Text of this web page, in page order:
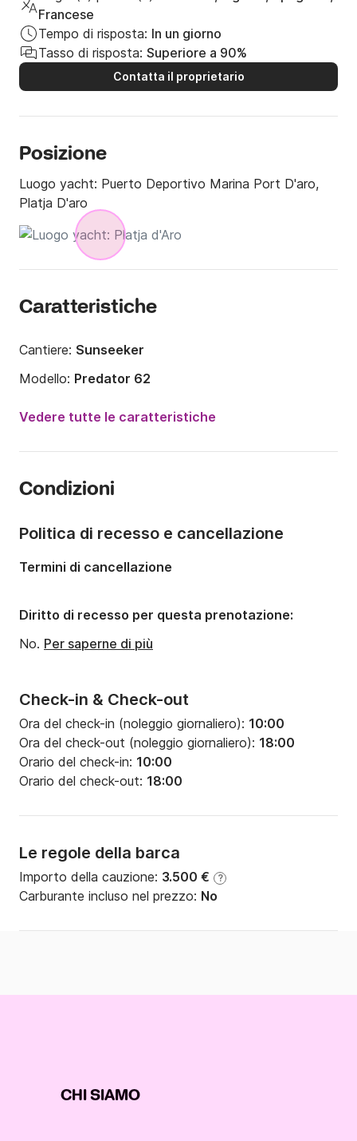
Francese
Tempo di risposta: In un giorno
Tasso di risposta: Superiore a 90%
Contatta il proprietario
Posizione
Luogo yacht: Puerto Deportivo Marina Port D'aro,
Platja D'aro
Caratteristiche
Cantiere: Sunseeker
Modello: Predator 62
2008 (Refittato nel 2025)
Equipaggio:1 membro
Potenza del motore:1600CV
Vedere tutte le caratteristiche
Condizioni
Check-in & Check-out
Ora del check-in (noleggio giornaliero): 10:00
Ora del check-out (noleggio giornaliero): 18:00
Orario del check-in: 10:00
Orario del check-out: 18:00
Le regole della barca
Importo della cauzione: 3.500 € ?
Carburante incluso nel prezzo: No
Politica di recesso e cancellazione
Termini di cancellazione
Diritto di recesso per questa prenotazione:
No. Per saperne di più
CHI SIAMO